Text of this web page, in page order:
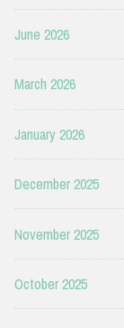
June 2026
March 2026
January 2026
December 2025
November 2025
October 2025